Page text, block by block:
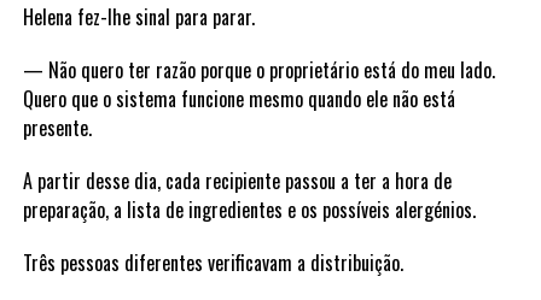
Helena fez-lhe sinal para parar.
— Não quero ter razão porque o proprietário está do meu lado.
Quero que o sistema funcione mesmo quando ele não está
presente.
A partir desse dia, cada recipiente passou a ter a hora de
preparação, a lista de ingredientes e os possíveis alergénios.
Três pessoas diferentes verificavam a distribuição.